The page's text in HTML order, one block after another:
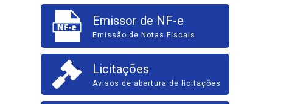
Emissor de NF-e
Emissão de Notas Fiscais
Licitações
Avisos de abertura de licitações